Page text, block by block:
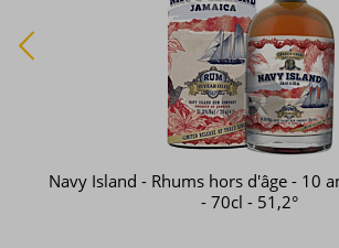
TCRL - Rhum hors d'âge - Jamaica
Single Cask - 70cl - 57,9°